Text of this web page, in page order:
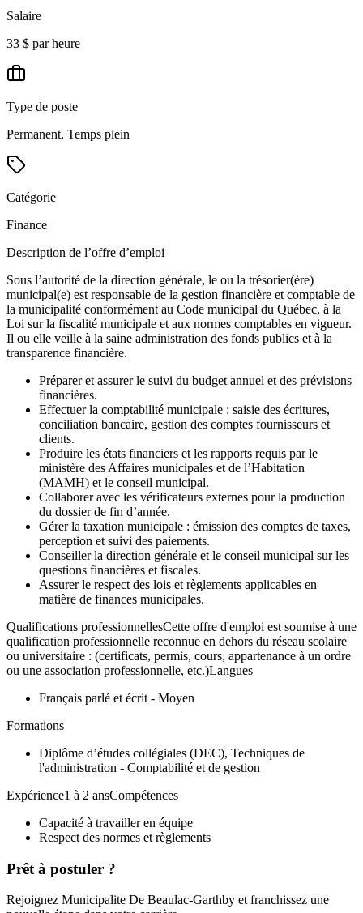
Salaire
33 $ par heure
Type de poste
Permanent, Temps plein
Catégorie
Finance
Description de l’offre d’emploi
Sous l’autorité de la direction générale, le ou la trésorier(ère)
municipal(e) est responsable de la gestion financière et comptable de
la municipalité conformément au Code municipal du Québec, à la
Loi sur la fiscalité municipale et aux normes comptables en vigueur.
Il ou elle veille à la saine administration des fonds publics et à la
transparence financière.
Préparer et assurer le suivi du budget annuel et des prévisions
financières.
Effectuer la comptabilité municipale : saisie des écritures,
conciliation bancaire, gestion des comptes fournisseurs et
clients.
Produire les états financiers et les rapports requis par le
ministère des Affaires municipales et de l’Habitation
(MAMH) et le conseil municipal.
Collaborer avec les vérificateurs externes pour la production
du dossier de fin d’année.
Gérer la taxation municipale : émission des comptes de taxes,
perception et suivi des paiements.
Conseiller la direction générale et le conseil municipal sur les
questions financières et fiscales.
Assurer le respect des lois et règlements applicables en
matière de finances municipales.
Qualifications professionnellesCette offre d'emploi est soumise à une
qualification professionnelle reconnue en dehors du réseau scolaire
ou universitaire : (certificats, permis, cours, appartenance à un ordre
ou une association professionnelle, etc.)Langues
Français parlé et écrit - Moyen
Formations
Diplôme d’études collégiales (DEC), Techniques de
l'administration - Comptabilité et de gestion
Expérience1 à 2 ansCompétences
Capacité à travailler en équipe
Respect des normes et règlements
Prêt à postuler ?
Rejoignez Municipalite De Beaulac-Garthby et franchissez une